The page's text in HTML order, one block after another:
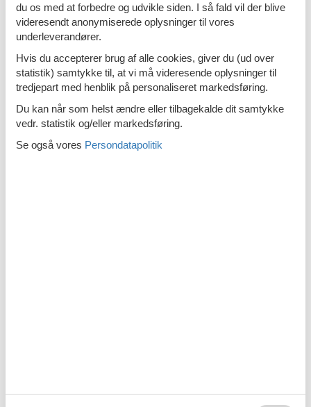
Emne nr.: 141-HGE154
Emne nr.: 141-HGE037 Sommerhus i Voorst
du os med at forbedre og udvikle siden. I så fald vil der blive
videresendt anonymiserede oplysninger til vores
underleverandører.
Hvis du accepterer brug af alle cookies, giver du (ud over
statistik) samtykke til, at vi må videresende oplysninger til
tredjepart med henblik på personaliseret markedsføring.
Du kan når som helst ændre eller tilbagekalde dit samtykke
vedr. statistik og/eller markedsføring.
Se også vores Persondatapolitik